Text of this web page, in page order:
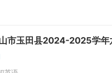
市玉田县2024-2025学年